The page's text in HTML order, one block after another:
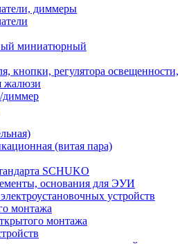
диммеры
миниатюрный
кнопки, регулятора освещенности,
жалюзи
диммер
(витая пара)
SCHUKO
основания для ЭУИ
устройств
монтажа
монтажа